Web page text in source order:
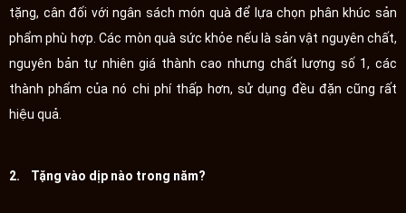
tặng, cân đối với ngân sách món quà để lựa chọn phân khúc sản
phẩm phù hợp. Các mòn quà sức khỏe nếu là sản vật nguyên chất,
nguyên bản tự nhiên giá thành cao nhưng chất lượng số 1, các
thành phẩm của nó chi phí thấp hơn, sử dụng đều đặn cũng rất
hiệu quả.
2. Tặng vào dịp nào trong năm?